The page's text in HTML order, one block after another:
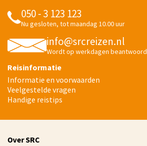
050 - 3 123 123
Nu gesloten, tot maandag 10.00 uur
info@srcreizen.nl
Wordt op werkdagen beantwoord
Reisinformatie
Informatie en voorwaarden
Veelgestelde vragen
Handige reistips
Over SRC